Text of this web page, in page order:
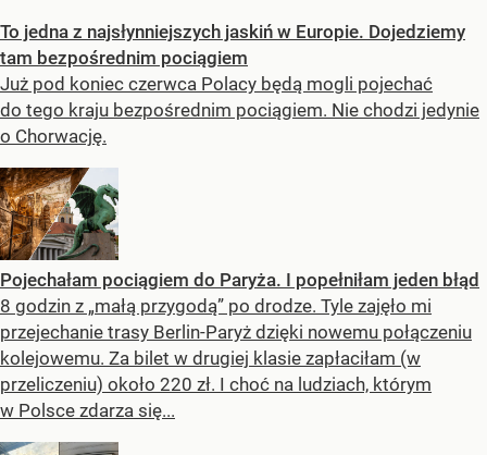
To jedna z najsłynniejszych jaskiń w Europie. Dojedziemy
tam bezpośrednim pociągiem
Już pod koniec czerwca Polacy będą mogli pojechać
do tego kraju bezpośrednim pociągiem. Nie chodzi jedynie
o Chorwację.
Pojechałam pociągiem do Paryża. I popełniłam jeden błąd
8 godzin z „małą przygodą” po drodze. Tyle zajęło mi
przejechanie trasy Berlin-Paryż dzięki nowemu połączeniu
kolejowemu. Za bilet w drugiej klasie zapłaciłam (w
przeliczeniu) około 220 zł. I choć na ludziach, którym
w Polsce zdarza się...